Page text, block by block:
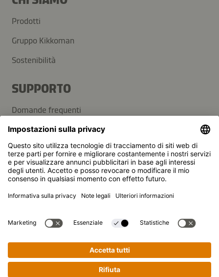
Cucinare passo dopo passo non è
Prodotti
Gruppo Kikkoman
Sostenibilità
SUPPORTO
Domande frequenti
Contatti
Newsletter
Kikkoman è un marchio registrato della Kikkoman
Corporation, Giappone.
Theodorstraße 180, 40472 Düsseldorf, Germany
Iscritta al registro del commercio del tribunale
Impostazioni sulla privacy
Note legali
Protezione dei dati